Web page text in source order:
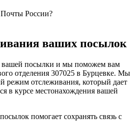
России?
ваших посылок
вашей посылки и мы поможем вам
отделения 307025 в Бурцевке. Мы
режим отслеживания, который дает
в курсе местонахождения вашей
помогает сохранять связь с